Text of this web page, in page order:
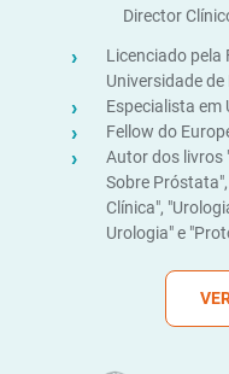
Director
Licenciado pela
Universidade de
Especialista em
Fellow do
Autor dos livros
Sobre
Clínica",
Urologia" e